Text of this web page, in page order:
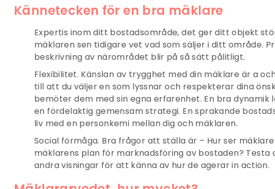
Kännetecken för en bra mäklare
Expertis inom ditt bostadsområde, det ger ditt objekt
mäklaren sen tidigare vet vad som säljer i ditt område.
beskrivning av närområdet blir på så sätt pålitligt.
Flexibilitet. Känslan av trygghet med din mäklare är a
till att du väljer en som lyssnar och respekterar dina
bemöter dem med sin egna erfarenhet. En bra dynamik
en fördelaktig gemensam strategi. En sprakande
liv med en personkemi mellan dig och mäklaren.
Social förmåga. Bra frågor att ställa är – Hur ser
mäklarens plan för marknadsföring av bostaden? Testa
andra visningar för att känna av hur de agerar in action.